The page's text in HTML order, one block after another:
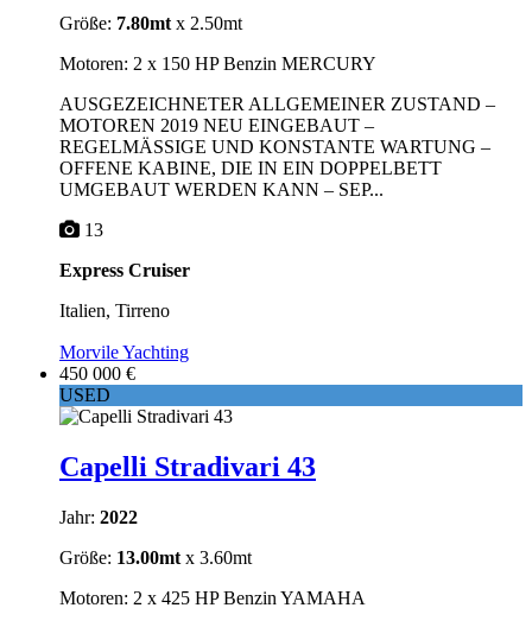
Größe: 7.80mt x 2.50mt
Motoren: 2 x 150 HP Benzin MERCURY
AUSGEZEICHNETER ALLGEMEINER ZUSTAND –
MOTOREN 2019 NEU EINGEBAUT –
REGELMÄSSIGE UND KONSTANTE WARTUNG –
OFFENE KABINE, DIE IN EIN DOPPELBETT
UMGEBAUT WERDEN KANN – SEP...
13
Express Cruiser
Italien, Tirreno
Morvile Yachting
450 000 €
USED
Capelli Stradivari 43
Jahr: 2022
Größe: 13.00mt x 3.60mt
Motoren: 2 x 425 HP Benzin YAMAHA